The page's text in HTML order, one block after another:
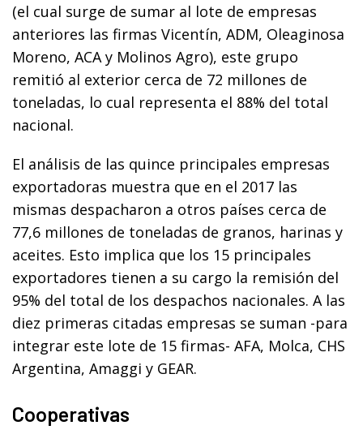
(el cual surge de sumar al lote de empresas
anteriores las firmas Vicentín, ADM, Oleaginosa
Moreno, ACA y Molinos Agro), este grupo
remitió al exterior cerca de 72 millones de
toneladas, lo cual representa el 88% del total
nacional.
El análisis de las quince principales empresas
exportadoras muestra que en el 2017 las
mismas despacharon a otros países cerca de
77,6 millones de toneladas de granos, harinas y
aceites. Esto implica que los 15 principales
exportadores tienen a su cargo la remisión del
95% del total de los despachos nacionales. A las
diez primeras citadas empresas se suman -para
integrar este lote de 15 firmas- AFA, Molca, CHS
Argentina, Amaggi y GEAR.
Cooperativas